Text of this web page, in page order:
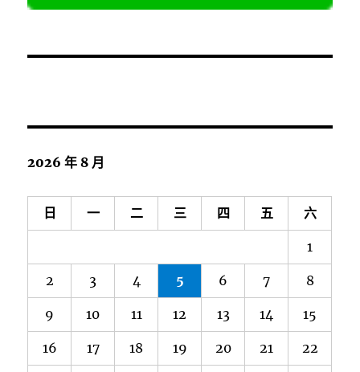
2026 年 8 月
日 一 二 三 四 五 六
1
2 3 4 5 6 7 8
9 10 11 12 13 14 15
16 17 18 19 20 21 22